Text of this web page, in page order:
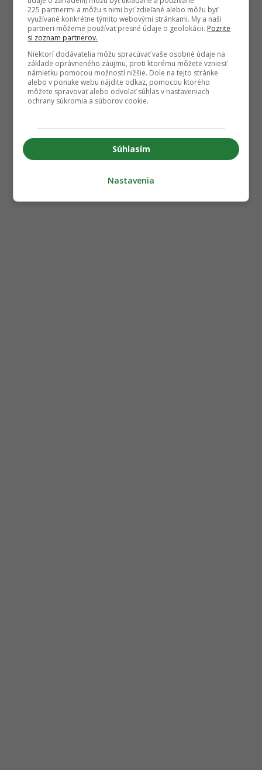
225 partnermi a môžu s nimi byť zdieľané alebo môžu byť
využívané konkrétne týmito webovými stránkami. My a naši
partneri môžeme používať presné údaje o geolokácii. Pozrite
si zoznam partnerov.
Niektorí dodávatelia môžu spracúvať vaše osobné údaje na
základe oprávneného záujmu, proti ktorému môžete vzniesť
námietku pomocou možností nižšie. Dole na tejto stránke
alebo v ponuke webu nájdite odkaz, pomocou ktorého
môžete spravovať alebo odvolať súhlas v nastaveniach
ochrany súkromia a súborov cookie.
Súhlasím
Nastavenia